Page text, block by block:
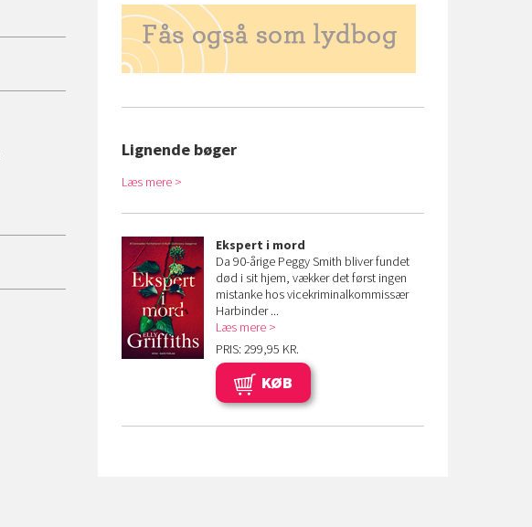
Lignende bøger
Læs mere
Ekspert i mord
Da 90-årige Peggy Smith bliver fundet
død i sit hjem, vækker det først ingen
mistanke hos vicekriminalkommissær
Harbinder ...
Læs mere
PRIS: 299,95 KR.
KØB